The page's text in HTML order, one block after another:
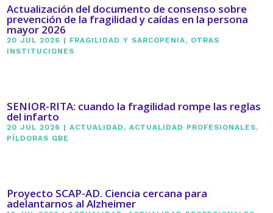
Actualización del documento de consenso sobre
prevención de la fragilidad y caídas en la persona
mayor 2026
20 JUL 2026 | FRAGILIDAD Y SARCOPENIA, OTRAS
INSTITUCIONES
SENIOR-RITA: cuando la fragilidad rompe las reglas
del infarto
20 JUL 2026 |ACTUALIDAD ,ACTUALIDAD PROFESIONALES,
PÍLDORAS GBE
Proyecto SCAP-AD. Ciencia cercana para
adelantarnos al Alzheimer